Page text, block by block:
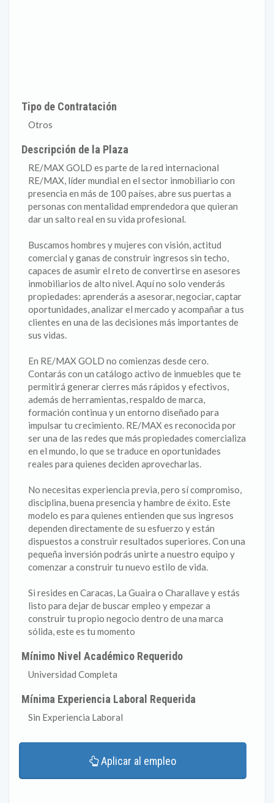
Tipo de Contratación
Otros
Descripción de la Plaza
RE/MAX GOLD es parte de la red internacional
RE/MAX, líder mundial en el sector inmobiliario con
presencia en más de 100 países, abre sus puertas a
personas con mentalidad emprendedora que quieran
dar un salto real en su vida profesional.
Buscamos hombres y mujeres con visión, actitud
comercial y ganas de construir ingresos sin techo,
capaces de asumir el reto de convertirse en asesores
inmobiliarios de alto nivel. Aquí no solo venderás
propiedades: aprenderás a asesorar, negociar, captar
oportunidades, analizar el mercado y acompañar a tus
clientes en una de las decisiones más importantes de
sus vidas.
En RE/MAX GOLD no comienzas desde cero.
Contarás con un catálogo activo de inmuebles que te
permitirá generar cierres más rápidos y efectivos,
además de herramientas, respaldo de marca,
formación continua y un entorno diseñado para
impulsar tu crecimiento. RE/MAX es reconocida por
ser una de las redes que más propiedades comercializa
en el mundo, lo que se traduce en oportunidades
reales para quienes deciden aprovecharlas.
No necesitas experiencia previa, pero sí compromiso,
disciplina, buena presencia y hambre de éxito. Este
modelo es para quienes entienden que sus ingresos
dependen directamente de su esfuerzo y están
dispuestos a construir resultados superiores. Con una
pequeña inversión podrás unirte a nuestro equipo y
comenzar a construir tu nuevo estilo de vida.
Si resides en Caracas, La Guaira o Charallave y estás
listo para dejar de buscar empleo y empezar a
construir tu propio negocio dentro de una marca
sólida, este es tu momento
Mínimo Nivel Académico Requerido
Universidad Completa
Mínima Experiencia Laboral Requerida
Sin Experiencia Laboral
Aplicar al empleo